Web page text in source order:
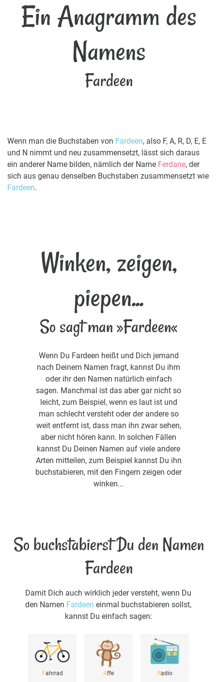
Ein Anagramm des
Namens
Fardeen
Wenn man die Buchstaben von Fardeen, also F, A, R, D, E, E
und N nimmt und neu zusammensetzt, lässt sich daraus
ein anderer Name bilden, nämlich der Name Ferdane, der
sich aus genau denselben Buchstaben zusammensetzt wie
Fardeen.
Winken, zeigen,
piepen...
So sagt man »Fardeen«
Wenn Du Fardeen heißt und Dich jemand
nach Deinem Namen fragt, kannst Du ihm
oder ihr den Namen natürlich einfach
sagen. Manchmal ist das aber gar nicht so
leicht, zum Beispiel, wenn es laut ist und
man schlecht versteht oder der andere so
weit entfernt ist, dass man ihn zwar sehen,
aber nicht hören kann. In solchen Fällen
kannst Du Deinen Namen auf viele andere
Arten mitteilen, zum Beispiel kannst Du ihn
buchstabieren, mit den Fingern zeigen oder
winken...
So buchstabierst Du den Namen
Fardeen
Damit Dich auch wirklich jeder versteht, wenn Du
den Namen Fardeen einmal buchstabieren sollst,
kannst Du einfach sagen:
Fahrrad Affe Radio